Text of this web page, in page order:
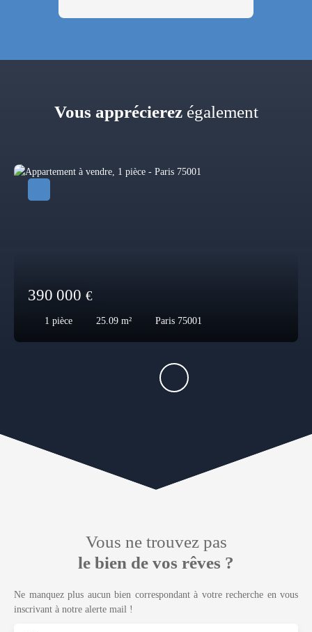
Vous apprécierezégalement
390 000 €
1 pièce 25.09 m² Paris 75001
Vous ne trouvez pas
le bien de vos rêves ?
Ne manquez plus aucun bien correspondant à votre recherche en vous
inscrivant à notre alerte mail !